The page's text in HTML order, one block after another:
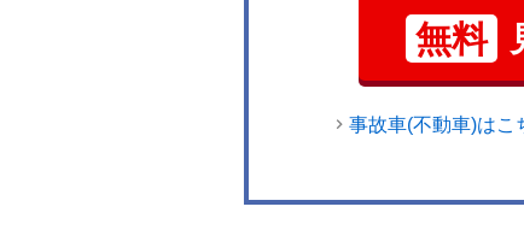
無料
事故車(不動車)はこ